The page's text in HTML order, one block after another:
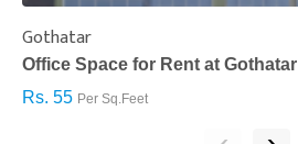
Gothatar
Office Space for Rent at Gothatar
Rs. 55 Per Sq.Feet